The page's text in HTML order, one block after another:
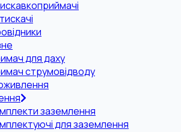
для даху
струмовідводу
заземлення
для заземлення